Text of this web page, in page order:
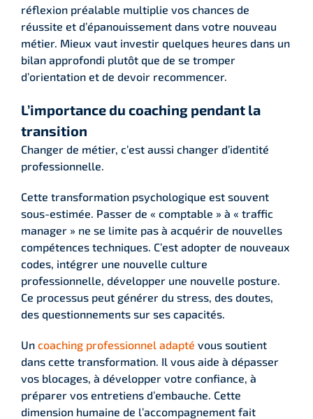
réflexion préalable multiplie vos chances de
réussite et d’épanouissement dans votre nouveau
métier. Mieux vaut investir quelques heures dans un
bilan approfondi plutôt que de se tromper
d’orientation et de devoir recommencer.
L’importance du coaching pendant la
transition
Changer de métier, c’est aussi changer d’identité
professionnelle.
Cette transformation psychologique est souvent
sous-estimée. Passer de « comptable » à « traffic
manager » ne se limite pas à acquérir de nouvelles
compétences techniques. C’est adopter de nouveaux
codes, intégrer une nouvelle culture
professionnelle, développer une nouvelle posture.
Ce processus peut générer du stress, des doutes,
des questionnements sur ses capacités.
Un coaching professionnel adapté vous soutient
dans cette transformation. Il vous aide à dépasser
vos blocages, à développer votre confiance, à
préparer vos entretiens d’embauche. Cette
dimension humaine de l’accompagnement fait